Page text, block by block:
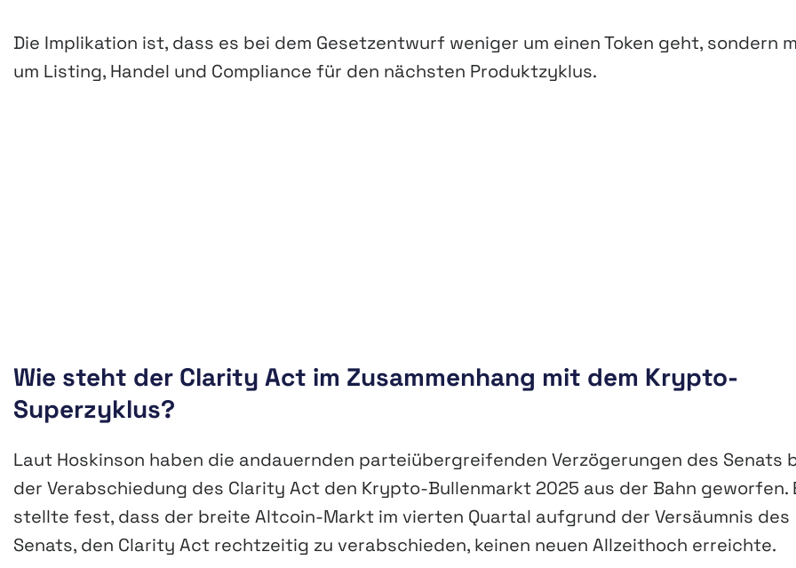
Die Implikation ist, dass es bei dem Gesetzentwurf weniger um einen Token geht, sondern
um Listing, Handel und Compliance für den nächsten Produktzyklus.
Wie steht der Clarity Act im Zusammenhang mit dem Krypto-
Superzyklus?
Laut Hoskinson haben die andauernden parteiübergreifenden Verzögerungen des Senats
der Verabschiedung des Clarity Act den Krypto-Bullenmarkt 2025 aus der Bahn geworfen.
stellte fest, dass der breite Altcoin-Markt im vierten Quartal aufgrund der Versäumnis des
Senats, den Clarity Act rechtzeitig zu verabschieden, keinen neuen Allzeithoch erreichte.